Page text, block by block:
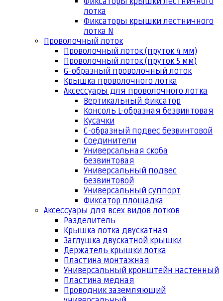
лотка
Фиксаторы крышки лестничного
лотка N
Проволочный лоток
Проволочный лоток (пруток 4 мм)
Проволочный лоток (пруток 5 мм)
G-образный проволочный лоток
Крышка проволочного лотка
Аксессуары для проволочного лотка
Вертикальный фиксатор
Консоль L-образная безвинтовая
Кусачки
С-образный подвес безвинтовой
Соединители
Универсальная скоба
безвинтовая
Универсальный подвес
безвинтовой
Универсальный суппорт
Фиксатор площадка
Аксессуары для всех видов лотков
Разделитель
Крышка лотка двускатная
Заглушка двускатной крышки
Держатель крышки лотка
Пластина монтажная
Универсальный кронштейн настенный
Пластина медная
Проводник заземляющий